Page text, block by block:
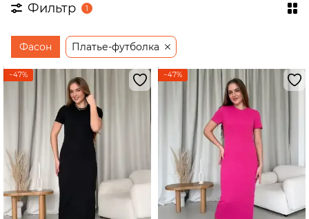
На запах
Бежевые
плечи
Платья-
трапеции
Фильтр 1
Фасон Платье-футболка
−47% −47%